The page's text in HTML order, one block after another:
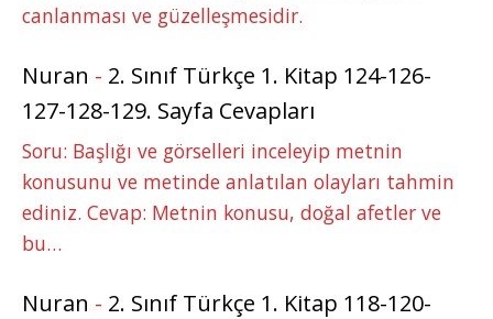
canlanması ve güzelleşmesidir.
Nuran - 2. Sınıf Türkçe 1. Kitap 124-126-
127-128-129. Sayfa Cevapları
Soru: Başlığı ve görselleri inceleyip metnin
konusunu ve metinde anlatılan olayları tahmin
ediniz. Cevap: Metnin konusu, doğal afetler ve
bu…
Nuran - 2. Sınıf Türkçe 1. Kitap 118-120-